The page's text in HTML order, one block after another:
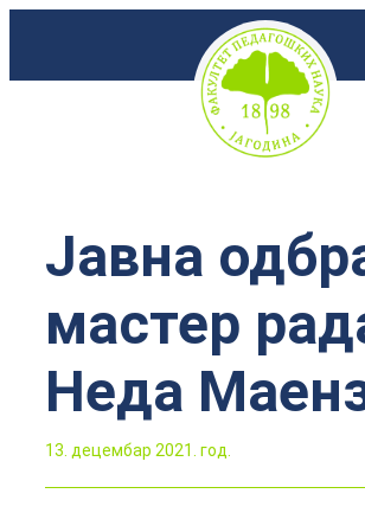
Јавна
мастер
Неда
13. децембар 2021. год.